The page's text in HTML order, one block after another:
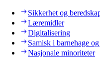
Sikkerhet og
Læremidler
Digitalisering
Samisk i barnehage
Nasjonale minoriteter